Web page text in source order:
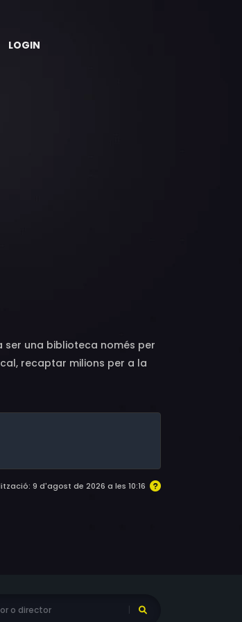
LOGIN
ser una biblioteca només per
recaptar milions per a la
és una exploració del
9 d'agost de 2026 a les 10:16